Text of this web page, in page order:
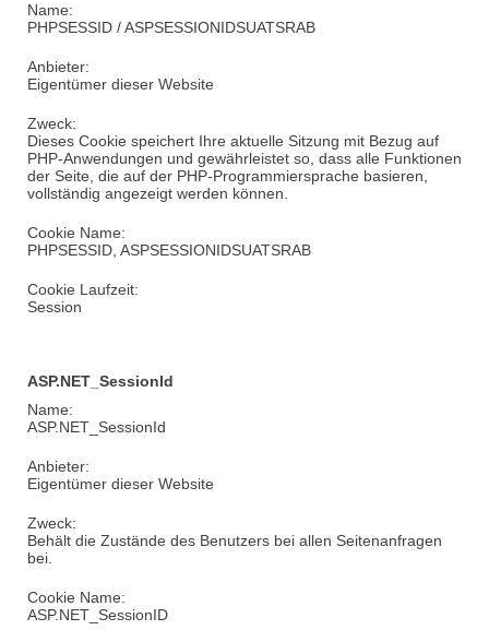
Name:
PHPSESSID / ASPSESSIONIDSUATSRAB
Anbieter:
Eigentümer dieser Website
Zweck:
Dieses Cookie speichert Ihre aktuelle Sitzung mit Bezug auf
PHP-Anwendungen und gewährleistet so, dass alle Funktionen
der Seite, die auf der PHP-Programmiersprache basieren,
vollständig angezeigt werden können.
Cookie Name:
PHPSESSID, ASPSESSIONIDSUATSRAB
Cookie Laufzeit:
Session
ASP.NET_SessionId
Name:
ASP.NET_SessionId
Anbieter:
Eigentümer dieser Website
Zweck:
Behält die Zustände des Benutzers bei allen Seitenanfragen
bei.
Cookie Name:
ASP.NET_SessionID